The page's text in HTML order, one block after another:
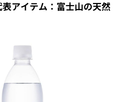
表アイテム：富士山の天然